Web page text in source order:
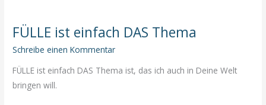
FÜLLE ist einfach DAS Thema
Schreibe einen Kommentar
FÜLLE ist einfach DAS Thema ist, das ich auch in Deine Welt
bringen will.